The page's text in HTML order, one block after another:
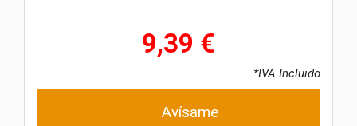
9,39 €
*IVA Incluido
Avísame